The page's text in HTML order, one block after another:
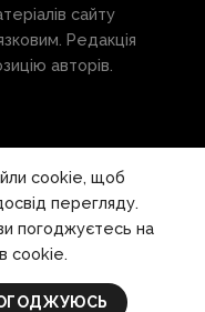
сайту
Редакція
авторів.
cookie, щоб
перегляду.
погоджуєтесь на
cookie.